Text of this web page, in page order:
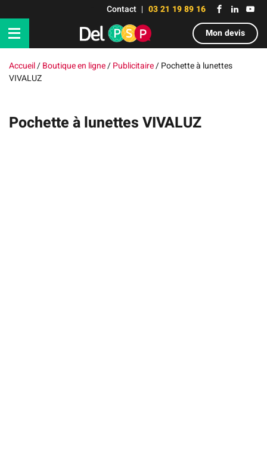
Contact
03 21 19 89 16
Mon devis
Accueil/Boutique en ligne/Publicitaire/Pochette à lunettes
VIVALUZ
Pochette à lunettes VIVALUZ